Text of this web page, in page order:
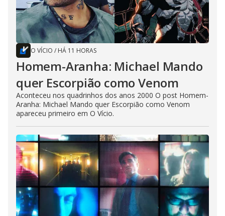
O VÍCIO / HÁ 11 HORAS
Homem-Aranha: Michael Mando
quer Escorpião como Venom
Aconteceu nos quadrinhos dos anos 2000 O post Homem-
Aranha: Michael Mando quer Escorpião como Venom
apareceu primeiro em O Vício.